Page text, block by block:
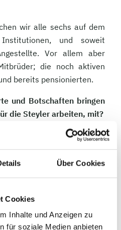
Über Cookies
Cookies
Inhalte und Anzeigen zu
für soziale Medien anbieten
wir alle sechs auf dem
und soweit
Vor allem aber
die noch aktiven
bereits pensionierten.
und Botschaften bringen
die Steyler arbeiten, mit?
wir uns für die Mitarbeit
betonen, dass wir die
unseren Angestellten,
sehen. Nur mit ihnen ist
an der Arbeit der